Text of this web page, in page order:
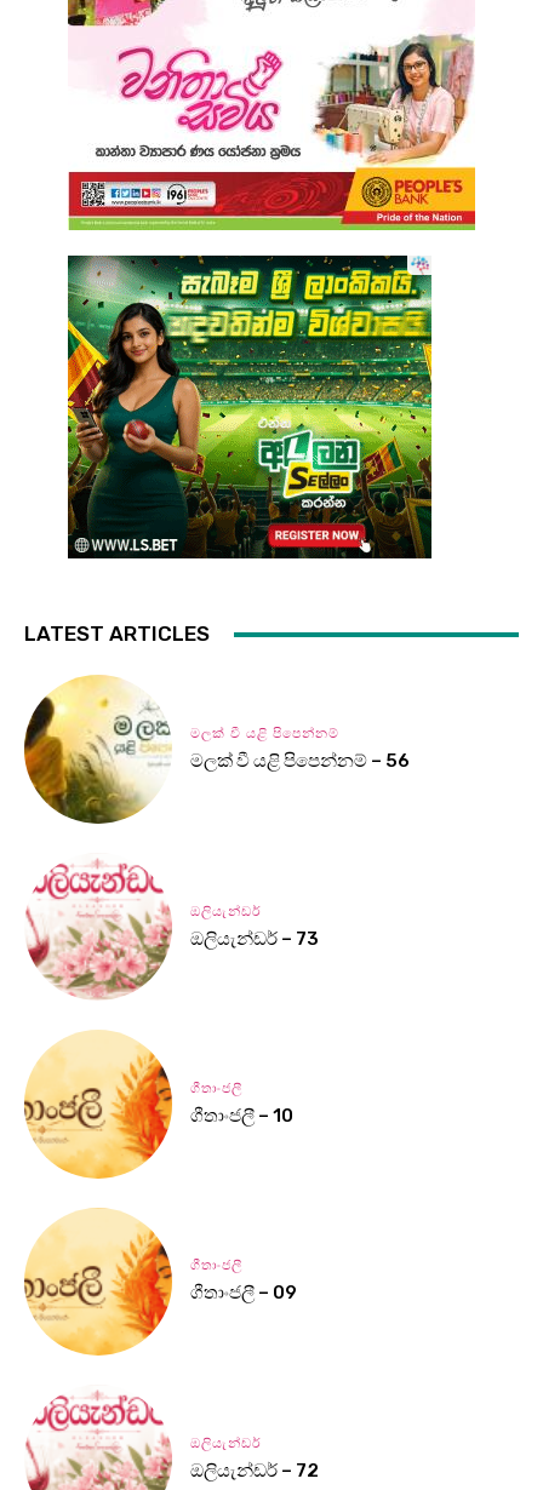
LATEST ARTICLES
මලක් වී යළි පිපෙන්නම්
මලක් වී යළි පිපෙන්නම් – 56
ඔලියැන්ඩර්
ඔලියැන්ඩර් – 73
ගීතාංජලී
ගීතාංජලී – 10
ගීතාංජලී
ගීතාංජලී – 09
ඔලියැන්ඩර්
ඔලියැන්ඩර් – 72